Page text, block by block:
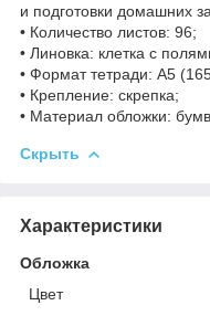
и подготовки домашних
• Количество листов: 96;
• Линовка: клетка с
• Формат тетради: А5
• Крепление: скрепка;
• Материал обложки:
Скрыть
Характеристики
Обложка
Цвет